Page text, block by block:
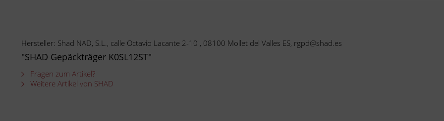
Hersteller: Shad NAD, S.L., calle Octavio Lacante 2-10 , 08100 Mollet del Valles ES, rgpd@shad.es
"SHAD Gepäckträger K0SL12ST"
Fragen zum Artikel?
Weitere Artikel von SHAD